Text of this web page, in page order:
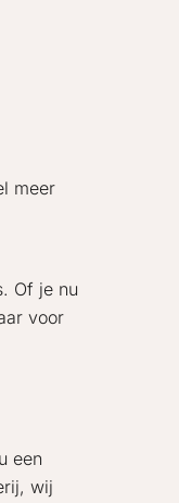
meer
Of je nu
voor
een
wij